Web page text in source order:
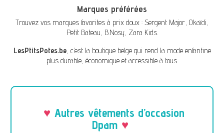
Marques préférées
Trouvez vos marques favorites à prix doux : Sergent Major, Okaïdi,
Petit Bateau, B.Nosy, Zara Kids.
LesPtitsPotes.be, c’est la boutique belge qui rend la mode enfantine
plus durable, économique et accessible à tous.
Autres vêtements d’occasion
Dpam